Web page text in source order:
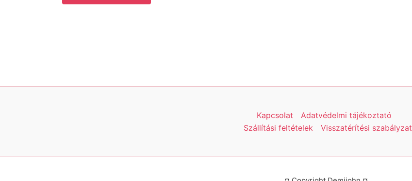
Kapcsolat
Adatvédelmi tájékoztató
Szállítási feltételek
Visszatérítési szabályzat